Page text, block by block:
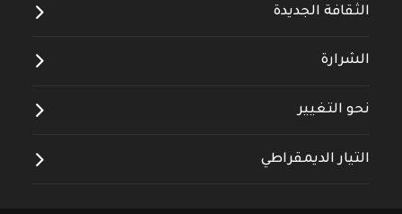
الثقافة الجديدة
الشرارة
نحو التغيير
التيار الديمقراطي